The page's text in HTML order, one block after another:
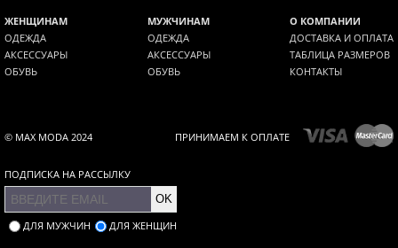
ЖЕНЩИНАМ
ОДЕЖДА
АКСЕССУАРЫ
ОБУВЬ
МУЖЧИНАМ
ОДЕЖДА
АКСЕССУАРЫ
ОБУВЬ
О КОМПАНИИ
ДОСТАВКА И ОПЛАТА
ТАБЛИЦА РАЗМЕРОВ
КОНТАКТЫ
© MAX MODA 2024 ПРИНИМАЕМ К ОПЛАТЕ
ПОДПИСКА НА РАССЫЛКУ
OK
ДЛЯ МУЖЧИН
ДЛЯ ЖЕНЩИН